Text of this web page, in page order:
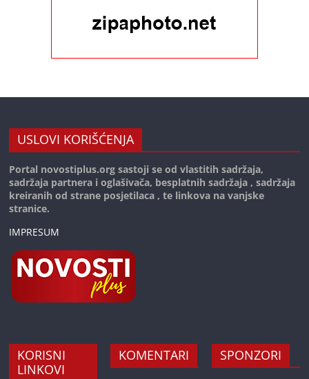
USLOVI KORIŠĆENJA
Portal novostiplus.org sastoji se od vlastitih sadržaja,
sadržaja partnera i oglašivača, besplatnih sadržaja , sadržaja
kreiranih od strane posjetilaca , te linkova na vanjske
stranice.
IMPRESUM
KORISNI
LINKOVI
KOMENTARI SPONZORI